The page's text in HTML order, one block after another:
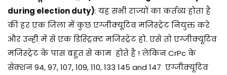
during election duty): यह सभी राज्यों का कर्तव्य होता है
की हर एक जिला में कुछ एग्जीक्यूटिव मजिस्ट्रेट नियुक्त करे
और उन्ही में से एक डिस्ट्रिक्ट मजिस्ट्रेट हो. एसे तो एग्जीक्यूटिव
मजिस्ट्रेट के पास बहुत से काम होते है !लेकिन CrPc के
सेक्शन94, 97, 107, 109, 110, 133 145 and 147 एग्जीक्यूटिव